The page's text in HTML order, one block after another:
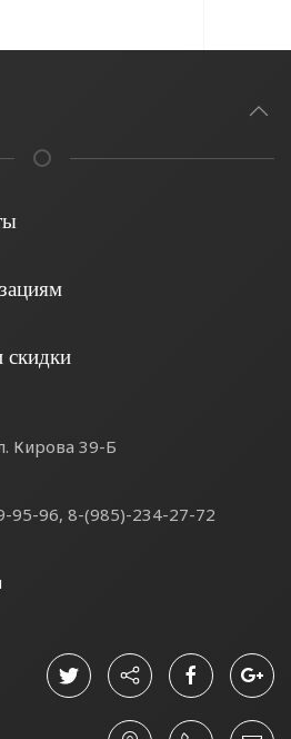
скидки
Кирова 39-Б
95-96, 8-(985)-234-27-72